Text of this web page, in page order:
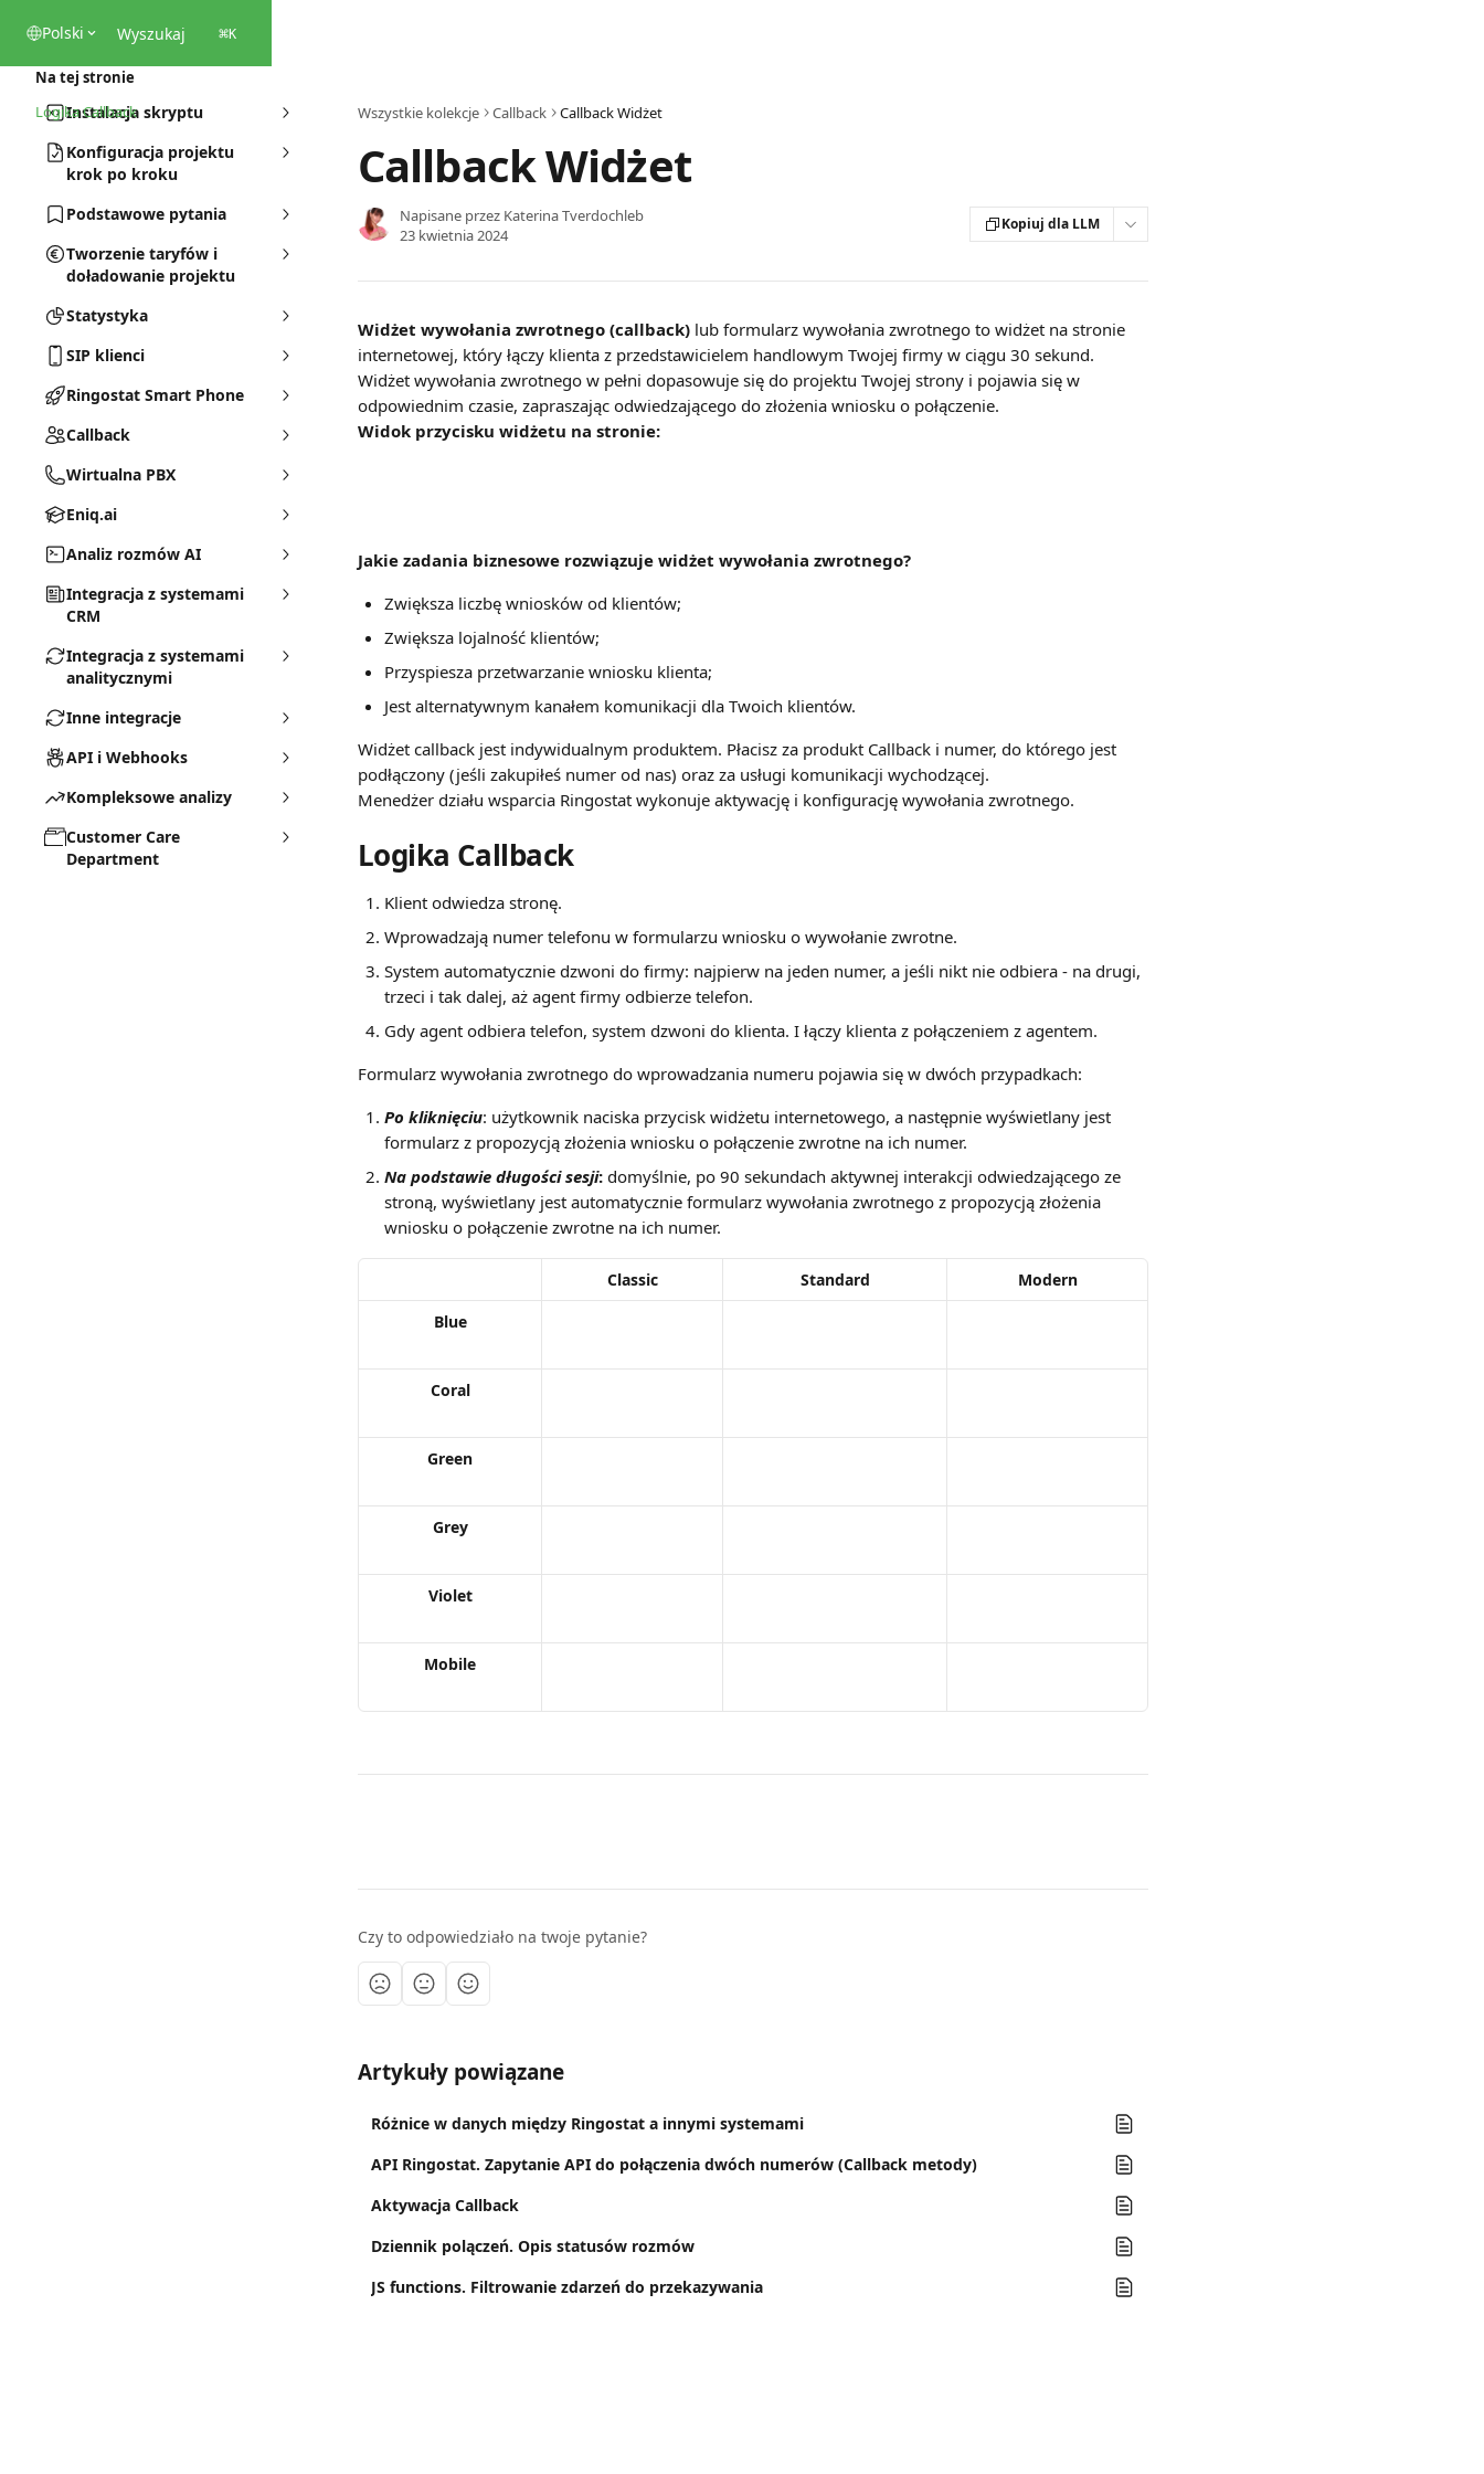
Polski Wyszukaj ⌘K
Instalacja skryptu
Konfiguracja projektu
krok po kroku
Podstawowe pytania
Tworzenie taryfów i
doładowanie projektu
Statystyka
SIP klienci
Ringostat Smart Phone
Callback
Wirtualna PBX
Eniq.ai
Analiz rozmów AI
Integracja z systemami
CRM
Integracja z systemami
analitycznymi
Inne integracje
API i Webhooks
Kompleksowe analizy
Customer Care
Department
Wszystkie kolekcje Callback Callback Widżet
Callback Widżet
Napisane przez Katerina Tverdochleb
23 kwietnia 2024
Kopiuj dla LLM
Widżet wywołania zwrotnego (callback) lub formularz wywołania zwrotnego to widżet na stronie
internetowej, który łączy klienta z przedstawicielem handlowym Twojej firmy w ciągu 30 sekund.
Widżet wywołania zwrotnego w pełni dopasowuje się do projektu Twojej strony i pojawia się w
odpowiednim czasie, zapraszając odwiedzającego do złożenia wniosku o połączenie.
Widok przycisku widżetu na stronie:
Jakie zadania biznesowe rozwiązuje widżet wywołania zwrotnego?
Zwiększa liczbę wniosków od klientów;
Zwiększa lojalność klientów;
Przyspiesza przetwarzanie wniosku klienta;
Jest alternatywnym kanałem komunikacji dla Twoich klientów.
Widżet callback jest indywidualnym produktem. Płacisz za produkt Callback i numer, do którego jest
podłączony (jeśli zakupiłeś numer od nas) oraz za usługi komunikacji wychodzącej.
Menedżer działu wsparcia Ringostat wykonuje aktywację i konfigurację wywołania zwrotnego.
Logika Callback
Klient odwiedza stronę.
Wprowadzają numer telefonu w formularzu wniosku o wywołanie zwrotne.
System automatycznie dzwoni do firmy: najpierw na jeden numer, a jeśli nikt nie odbiera - na drugi,
trzeci i tak dalej, aż agent firmy odbierze telefon.
Gdy agent odbiera telefon, system dzwoni do klienta. I łączy klienta z połączeniem z agentem.
Formularz wywołania zwrotnego do wprowadzania numeru pojawia się w dwóch przypadkach:
Po kliknięciu: użytkownik naciska przycisk widżetu internetowego, a następnie wyświetlany jest
formularz z propozycją złożenia wniosku o połączenie zwrotne na ich numer.
Na podstawie długości sesji: domyślnie, po 90 sekundach aktywnej interakcji odwiedzającego ze
stroną, wyświetlany jest automatycznie formularz wywołania zwrotnego z propozycją złożenia
wniosku o połączenie zwrotne na ich numer.
Classic Standard
Modern
Blue
Coral
Green
Grey
Violet
Mobile
Czy to odpowiedziało na twoje pytanie?
Artykuły powiązane
Różnice w danych między Ringostat a innymi systemami
API Ringostat. Zapytanie API do połączenia dwóch numerów (Callback metody)
Aktywacja Callback
Dziennik polączeń. Opis statusów rozmów
JS functions. Filtrowanie zdarzeń do przekazywania
Na tej stronie
Logika Callback